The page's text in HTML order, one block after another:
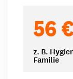
56
z. B.
Familie